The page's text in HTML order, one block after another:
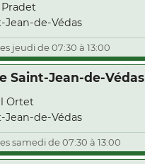
Jean-de-Védas
jeudi de 07:30 à 13:00
Saint-Jean-de-Védas
l Ortet
Jean-de-Védas
samedi de 07:30 à 13:00